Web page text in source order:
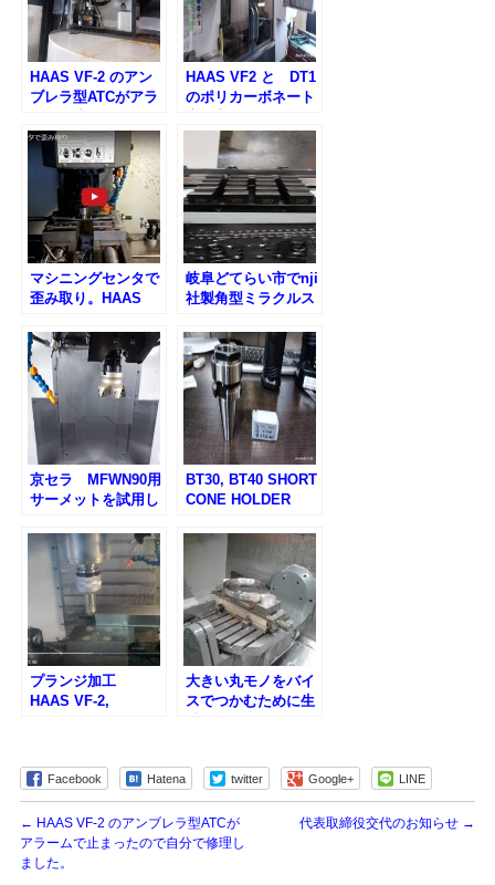
HAAS VF-2 のアン
ブレラ型ATCがアラ
自分で修理しまし
た。
HAAS VF2 と DT1
のポリカーボネート
マシニングセンタで
歪み取り。HAAS
岐阜どてらい市でnji
社製角型ミラクルス
ました。
京セラ MFWN90用
サーメットを試用し
BT30, BT40 SHORT
CONE HOLDER
ョートコーン、ナッ
ト埋没式のコレット
ホルダを購入してみ
ました。
プランジ加工
HAAS VF-2,
大きい丸モノをバイ
スでつかむために生
Facebook Hatena twitter Google+ LINE
← HAAS VF-2 のアンブレラ型ATCが
アラームで止まったので自分で修理し
ました。
代表取締役交代のお知らせ →